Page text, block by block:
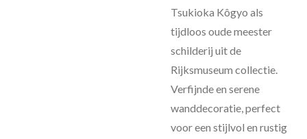
Tsukioka Kôgyo als
tijdloos oude meester
schilderij uit de
Rijksmuseum collectie.
Verfijnde en serene
wanddecoratie, perfect
voor een stijlvol en rustig